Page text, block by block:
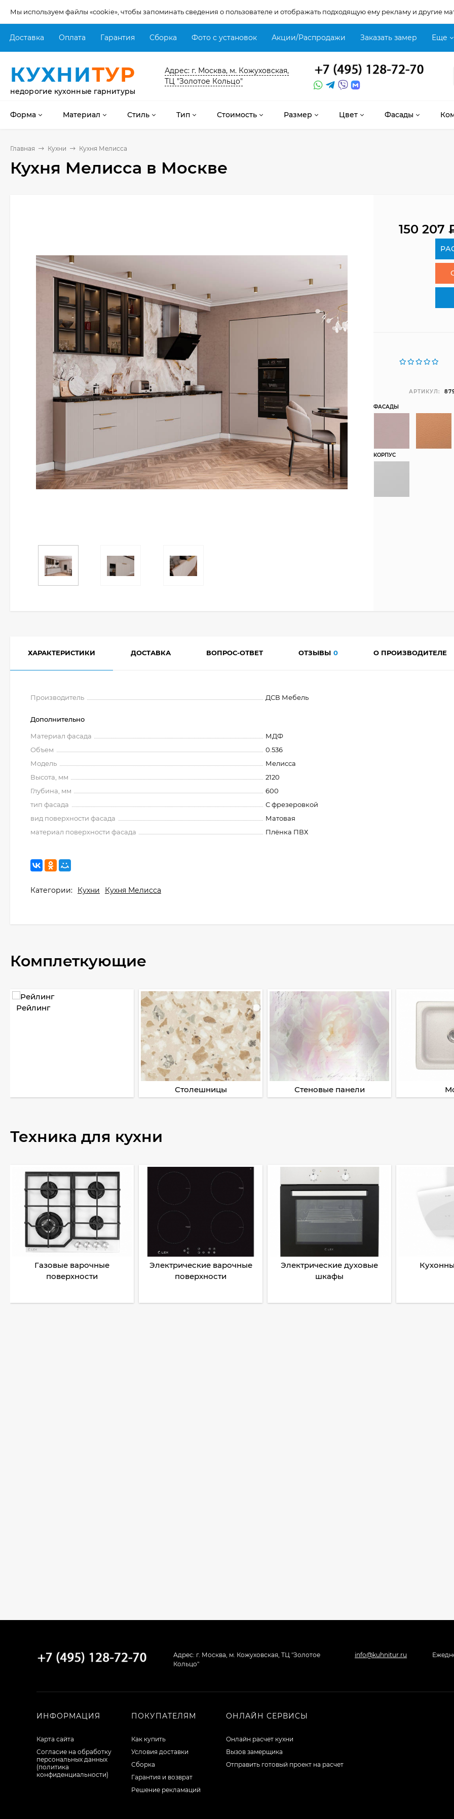
Мы используем файлы «cookie», чтобы запоминать сведения о пользователе и отображать подходящую ему рекламу и другие
Доставка Оплата Гарантия Сборка Фото с установок Акции/Распродажи Заказать замер Еще
КУХНИТУР
недорогие кухонные гарнитуры
Адрес: г. Москва, м. Кожуховская,
ТЦ "Золотое Кольцо"
Форма Материал Стиль Тип Стоимость Размер Цвет Фасады
Главная Кухни Кухня Мелисса
Кухня Мелисса в Москве
150 207
АРТИКУЛ:
ФАСАДЫ
КОРПУС
ХАРАКТЕРИСТИКИ ДОСТАВКА ВОПРОС-ОТВЕТ ОТЗЫВЫ 0 О ПРОИЗВОДИТЕЛЕ
Производитель ДСВ Мебель
Дополнительно
Материал фасада
МДФ
Объем
0.536
Модель
Мелисса
Высота, мм
2120
Глубина, мм
600
тип фасада
С фрезеровкой
вид поверхности фасада
Матовая
материал поверхности фасада
Плёнка ПВХ
Категории: Кухни Кухня Мелисса
Комплеткующие
Рейлинг
Столешницы Стеновые панели
Техника для кухни
Газовые варочные
поверхности
Электрические варочные
поверхности
Электрические духовые
шкафы
Адрес: г. Москва, м. Кожуховская, ТЦ "Золотое
Кольцо"
info@kuhnitur.ru
ИНФОРМАЦИЯ
Карта сайта
Согласие на обработку
персональных данных
(политика
конфиденциальности)
ПОКУПАТЕЛЯМ
Как купить
Условия доставки
Сборка
Гарантия и возврат
Решение рекламаций
ОНЛАЙН СЕРВИСЫ
Онлайн расчет кухни
Вызов замерщика
Отправить готовый проект на расчет